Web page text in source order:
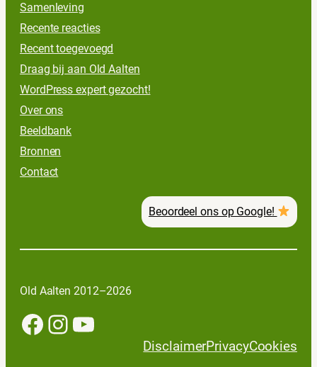
Samenleving
Recente reacties
Recent toegevoegd
Draag bij aan Old Aalten
WordPress expert gezocht!
Over ons
Beeldbank
Bronnen
Contact
Beoordeel ons op Google!
Old Aalten 2012–2026
Facebook InstagramYouTube
DisclaimerPrivacyCookies